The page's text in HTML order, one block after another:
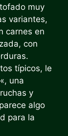
muy
variantes,
carnes en
con
típicos, le
«, una
y
algo
para la